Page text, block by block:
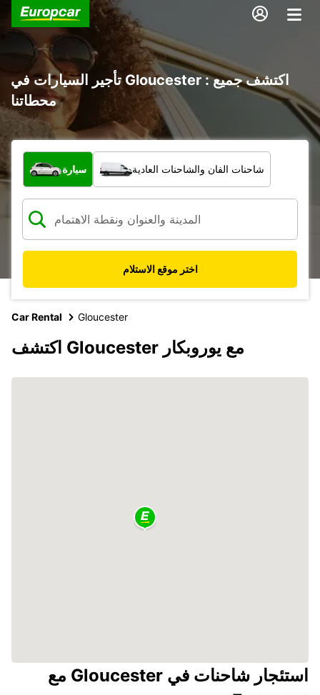
تأجير السيارات في Gloucester : اكتشف جميع
محطاتنا
ما نوع المركبة؟
سيارة شاحنات الفان والشاحنات العادية
اختر موقع الاستلام
Car Rental Gloucester
اكتشف Gloucester مع يوروبكار
استئجار شاحنات في Gloucester مع